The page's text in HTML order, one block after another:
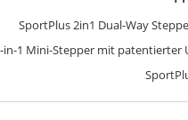
SportPlus 2in1 Dual-Way
in-1 Mini-Stepper mit patentierter